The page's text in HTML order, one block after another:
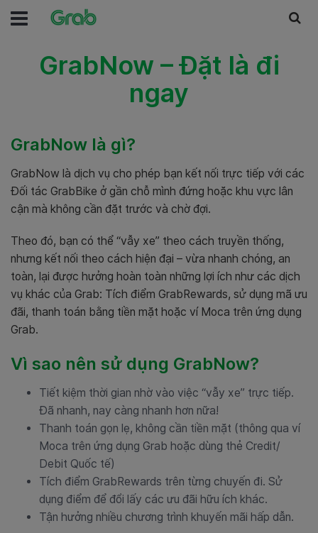
GrabNow – Đặt là đi
ngay
GrabNow là gì?
GrabNow là dịch vụ cho phép bạn kết nối trực tiếp với các
Đối tác GrabBike ở gần chỗ mình đứng hoặc khu vực lân
cận mà không cần đặt trước và chờ đợi.
Theo đó, bạn có thể “vẫy xe” theo cách truyền thống,
nhưng kết nối theo cách hiện đại – vừa nhanh chóng, an
toàn, lại được hưởng hoàn toàn những lợi ích như các dịch
vụ khác của Grab: Tích điểm GrabRewards, sử dụng mã ưu
đãi, thanh toán bằng tiền mặt hoặc ví Moca trên ứng dụng
Grab.
Vì sao nên sử dụng GrabNow?
Tiết kiệm thời gian nhờ vào việc “vẫy xe” trực tiếp.
Đã nhanh, nay càng nhanh hơn nữa!
Thanh toán gọn lẹ, không cần tiền mặt (thông qua ví
Moca trên ứng dụng Grab hoặc dùng thẻ Credit/
Debit Quốc tế)
Tích điểm GrabRewards trên từng chuyến đi. Sử
dụng điểm để đổi lấy các ưu đãi hữu ích khác.
Tận hưởng nhiều chương trình khuyến mãi hấp dẫn.